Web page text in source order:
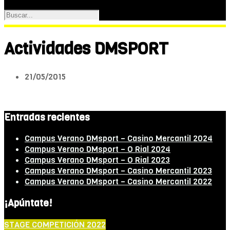
Actividades DMSPORT
21/05/2015
Entradas recientes
Campus Verano DMsport – Casino Mercantil 2024
Campus Verano DMsport – O Rial 2024
Campus Verano DMsport – O Rial 2023
Campus Verano DMsport – Casino Mercantil 2023
Campus Verano DMsport – Casino Mercantil 2022
¡Apúntate!
STAGE COMPETICIÓN 2022